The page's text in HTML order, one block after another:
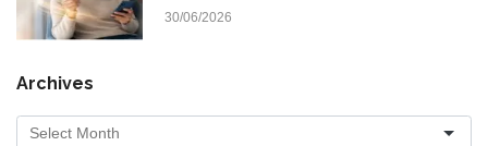
30/06/2026
Archives